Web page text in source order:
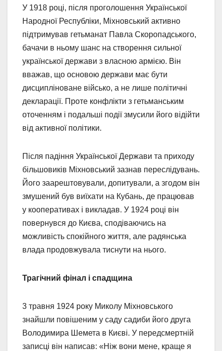
У 1918 році, після проголошення Української
Народної Республіки, Міхновський активно
підтримував гетьманат Павла Скоропадського,
бачачи в ньому шанс на створення сильної
української держави з власною армією. Він
вважав, що основою держави має бути
дисципліноване військо, а не лише політичні
декларації. Проте конфлікти з гетьманським
оточенням і подальші події змусили його відійти
від активної політики.
Після падіння Української Держави та приходу
більшовиків Міхновський зазнав переслідувань.
Його заарештовували, допитували, а згодом він
змушений був виїхати на Кубань, де працював
у кооперативах і викладав. У 1924 році він
повернувся до Києва, сподіваючись на
можливість спокійного життя, але радянська
влада продовжувала тиснути на нього.
Трагічний фінал і спадщина
3 травня 1924 року Миколу Міхновського
знайшли повішеним у саду садиби його друга
Володимира Шемета в Києві. У передсмертній
записці він написав: «Ніж вони мене, краще я